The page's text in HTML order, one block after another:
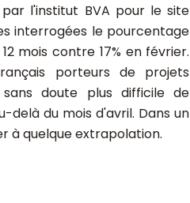
l'institut BVA pour le site
interrogées le pourcentage
mois contre 17% en février.
porteurs de projets
doute plus difficile de
du mois d'avril. Dans un
à quelque extrapolation.